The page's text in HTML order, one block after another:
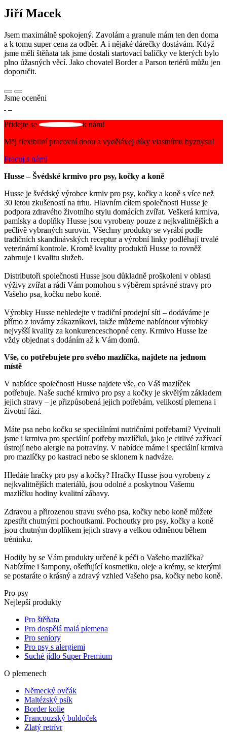
Jiří Macek
Jsem maximálně spokojený. Zavolám a granule mám ten den doma
a k tomu super cena za odběr. A i nějaké dárečky dostávám. Když
jsme měli štěňata tak jsme dostali startovací balíčky ve kterých bylo
plno úžasných věcí. Jako chovatel Border a Parson teriérů můžu jen
doporučit.
Jsme oceněni
Přidejte se
k nám!
Měj flexibilní pracovní dobu a vydělávej díky vlastnímu byznysu!
Pracuj s námi
Husse – Švédské krmivo pro psy, kočky a koně
Husse je švédský výrobce krmiv pro psy, kočky a koně s více než
30 letou zkušeností na trhu. Hlavním cílem společnosti Husse je
podpora zdravého životního stylu domácích zvířat. Veškerá krmiva,
pamlsky a doplňky Husse jsou vyrobeny pouze z nejkvalitnějších a
pečlivě vybraných surovin. Všechny produkty se vyrábí podle
tradičních skandinávských receptur a výrobní linky podléhají trvalé
veterinární kontrole. Kromě kvality produktů Husse to rovněž
zahrnuje i kvalitu služeb.
Distributoři společnosti Husse jsou důkladně proškoleni v oblasti
výživy zvířat a rádi Vám pomohou s výběrem správné stravy pro
Vašeho psa, kočku nebo koně.
Výrobky Husse nehledejte v tradiční prodejní síti – dodáváme je
přímo z továrny zákazníkovi, takže můžeme nabídnout výrobky
nejvyšší kvality za konkurenceschopné ceny. Krmivo Husse lze
vždy objednat s dodáním až k Vám domů.
Vše, co potřebujete pro svého mazlíčka, najdete na jednom
místě
V nabídce společnosti Husse najdete vše, co Váš mazlíček
potřebuje. Naše suché krmivo pro psy a kočky je skvělým základem
jejich stravy – je přizpůsobená jejich potřebám, velikostí plemena i
životní fázi.
Máte psa nebo kočku se speciálními nutričními potřebami? Vyvinuli
jsme i krmiva pro speciální potřeby mazlíčků, jako je citlivé zažívací
ústrojí nebo alergie na potraviny. V nabídce máme i speciální krmiva
pro mazlíčky po kastraci nebo se sklonem k nadváze.
Hledáte hračky pro psy a kočky? Hračky Husse jsou vyrobeny z
nejkvalitnějších materiálů, jsou odolné a poskytnou Vašemu
mazlíčku hodiny kvalitní zábavy.
Zdravou a přirozenou stravu svého psa, kočky nebo koně můžete
zpestřit chutnými pochoutkami. Pochoutky pro psy, kočky a koně
jsou chutným doplňkem jejich stravy a velkou odměnou během
tréninku.
Hodily by se Vám produkty určené k péči o Vašeho mazlíčka?
Nabízíme i šampony, ošetřující kosmetiku, oleje a krémy, se kterými
se postaráte o krásný a zdravý vzhled Vašeho psa, kočky nebo koně.
Pro psy
Nejlepší produkty
Pro štěňata
Pro dospělá malá plemena
Pro seniory
Pro psy s alergiemi
Suché jídlo Super Premium
O plemenech
Německý ovčák
Maltézský psík
Border kolie
Francouzský buldoček
Zlatý retrívr